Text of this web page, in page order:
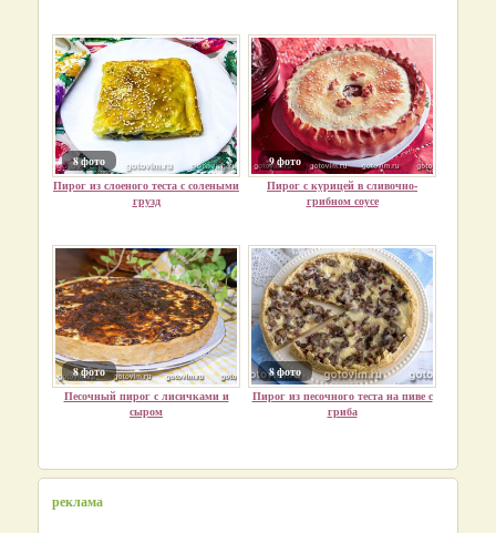
8 фото
Пирог из слоеного теста с солеными
грузд
9 фото
Пирог с курицей в сливочно-
грибном соусе
8 фото
Песочный пирог с лисичками и
сыром
8 фото
Пирог из песочного теста на пиве с
гриба
реклама